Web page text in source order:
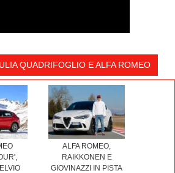
QUADRIFOGLIO E ALFA ROMEO
ALFA ROMEO,
RAIKKONEN E
GIOVINAZZI IN PISTA